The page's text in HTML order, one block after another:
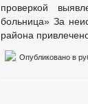
проверкой
больница» За
района
Опубликовано в